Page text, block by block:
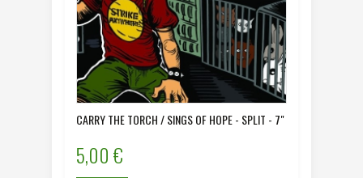
CARRY THE TORCH / SINGS OF HOPE - SPLIT - 7"
5,00 €